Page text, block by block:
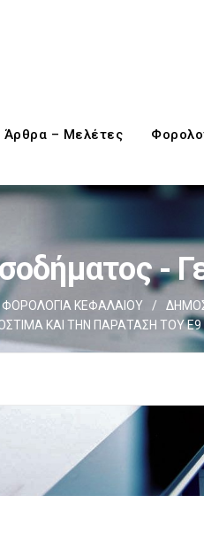
Άρθρα – Μελέτες
-
ΦΟΡΟΛΟΓΙΑ ΚΕΦΑΛΑΙΟΥ /
ΚΑΙ ΤΗΝ ΠΑΡΑΤΑΣΗ ΤΟΥ Ε9